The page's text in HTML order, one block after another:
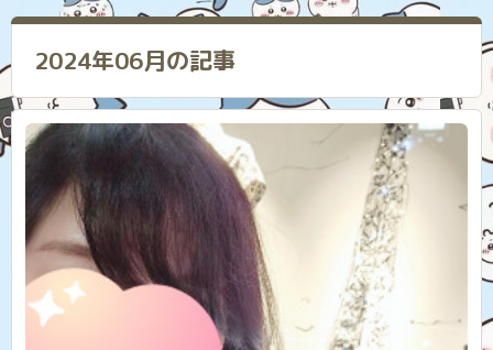
2024年06月の記事